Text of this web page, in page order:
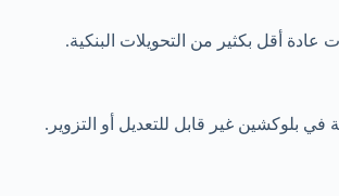
عادة أقل بكثير من التحويلات البنكية.
بلوكشين غير قابل للتعديل أو التزوير.